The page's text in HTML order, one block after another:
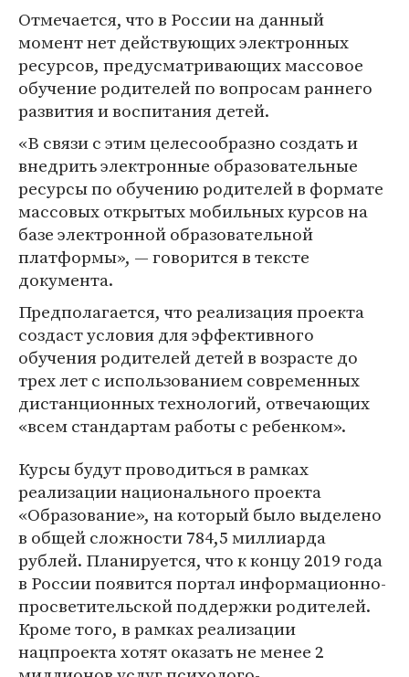
Отмечается, что в России на данный
момент нет действующих электронных
ресурсов, предусматривающих массовое
обучение родителей по вопросам раннего
развития и воспитания детей.
«В связи с этим целесообразно создать и
внедрить электронные образовательные
ресурсы по обучению родителей в формате
массовых открытых мобильных курсов на
базе электронной образовательной
платформы», — говорится в тексте
документа.
Предполагается, что реализация проекта
создаст условия для эффективного
обучения родителей детей в возрасте до
трех лет с использованием современных
дистанционных технологий, отвечающих
«всем стандартам работы с ребенком».
Курсы будут проводиться в рамках
реализации национального проекта
«Образование», на который было выделено
в общей сложности 784,5 миллиарда
рублей. Планируется, что к концу 2019 года
в России появится портал информационно-
просветительской поддержки родителей.
Кроме того, в рамках реализации
нацпроекта хотят оказать не менее 2